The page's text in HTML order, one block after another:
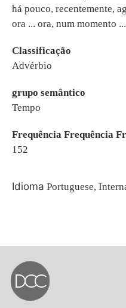
há pouco, recentemente,
ora ... ora, num momento
Classificação
Advérbio
grupo semântico
Tempo
Frequência Frequência
152
Idioma Portuguese,